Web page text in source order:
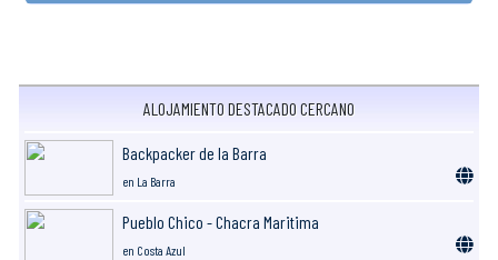
ALOJAMIENTO DESTACADO CERCANO
Backpacker de la Barra
en La Barra
Pueblo Chico - Chacra Maritima
en Costa Azul